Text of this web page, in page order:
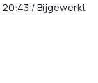
20:43 /Bijgewerkt